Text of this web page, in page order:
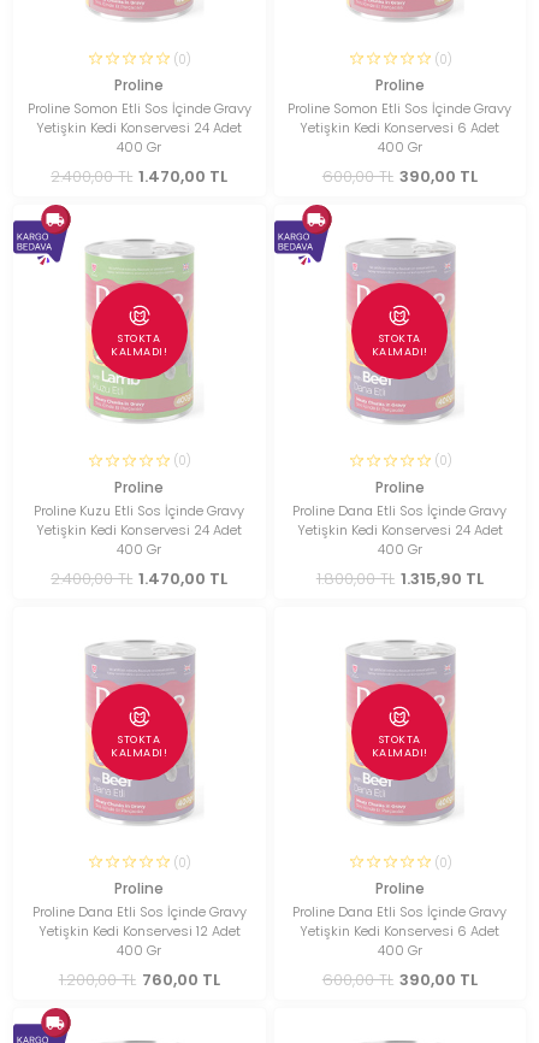
(0)
Proline
Proline Somon Etli Sos İçinde Gravy
Yetişkin Kedi Konservesi 24 Adet
400 Gr
2.400,00 TL 1.470,00 TL
(0)
Proline
Proline Somon Etli Sos İçinde Gravy
Yetişkin Kedi Konservesi 6 Adet
400 Gr
600,00 TL 390,00 TL
STOKTA
KALMADI!
(0)
Proline
Proline Kuzu Etli Sos İçinde Gravy
Yetişkin Kedi Konservesi 24 Adet
400 Gr
2.400,00 TL 1.470,00 TL
STOKTA
KALMADI!
(0)
Proline
Proline Dana Etli Sos İçinde Gravy
Yetişkin Kedi Konservesi 24 Adet
400 Gr
1.800,00 TL 1.315,90 TL
STOKTA
KALMADI!
(0)
Proline
Proline Dana Etli Sos İçinde Gravy
Yetişkin Kedi Konservesi 12 Adet
400 Gr
1.200,00 TL 760,00 TL
STOKTA
KALMADI!
(0)
Proline
Proline Dana Etli Sos İçinde Gravy
Yetişkin Kedi Konservesi 6 Adet
400 Gr
600,00 TL 390,00 TL